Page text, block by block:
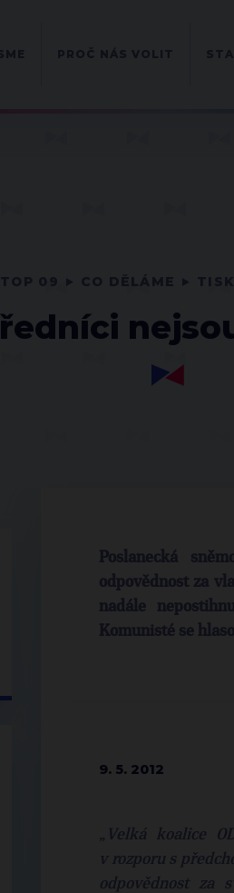
Poslanecká
odpovědnost za
nadále
Komunisté se
9. 5. 2012
„
Velká koalice
v rozporu s
odpovědnost za